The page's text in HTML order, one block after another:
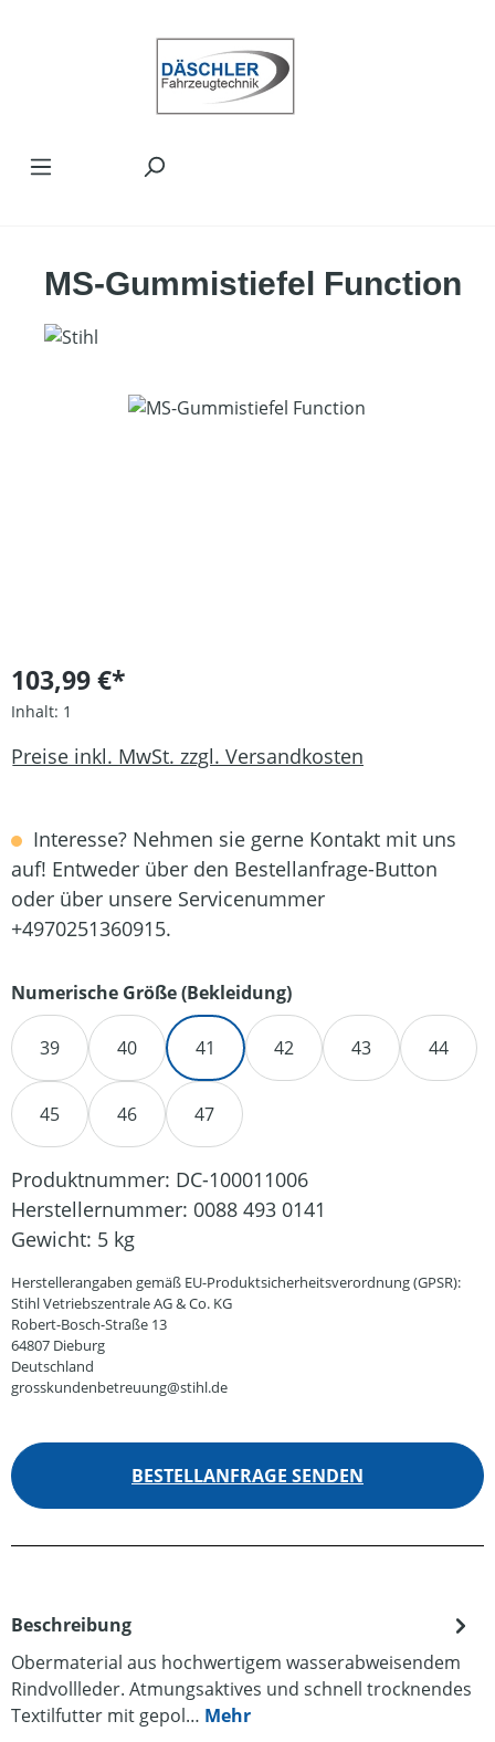
MS-Gummistiefel Function
Bildergalerie überspringen
103,99 €*
Inhalt: 1
Preise inkl. MwSt. zzgl. Versandkosten
Interesse? Nehmen sie gerne Kontakt mit uns
auf! Entweder über den Bestellanfrage-Button
oder über unsere Servicenummer
+4970251360915.
Numerische Größe (Bekleidung)auswählen
39 40 41 42 43 44
45 46 47
Produktnummer: DC-100011006
Herstellernummer: 0088 493 0141
Gewicht: 5 kg
Herstellerangaben gemäß EU-Produktsicherheitsverordnung (GPSR):
Stihl Vetriebszentrale AG & Co. KG
Robert-Bosch-Straße 13
64807 Dieburg
Deutschland
grosskundenbetreuung@stihl.de
BESTELLANFRAGE SENDEN
Beschreibung
Obermaterial aus hochwertigem wasserabweisendem
Rindvollleder. Atmungsaktives und schnell trocknendes
Textilfutter mit gepol… Mehr